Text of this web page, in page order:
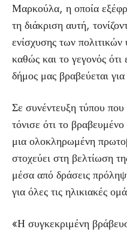
Μαρκούλα, η οποία
τη διάκριση αυτή,
ενίσχυσης των πολιτικών
καθώς και το γεγονός
δήμος μας βραβεύεται
Σε συνέντευξη τύπου
τόνισε ότι το
μια ολοκληρωμένη
στοχεύει στη βελτίωση
μέσα από δράσεις
για όλες τις ηλικιακές
«Η συγκεκριμένη